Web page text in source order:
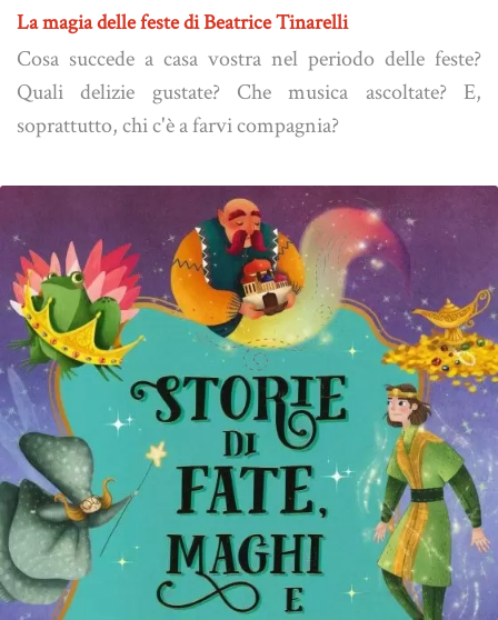
La magia delle feste di Beatrice Tinarelli
Cosa succede a casa vostra nel periodo delle feste?
Quali delizie gustate? Che musica ascoltate? E,
soprattutto, chi c'è a farvi compagnia?